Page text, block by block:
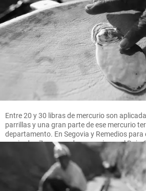
Entre 20 y 30 libras de mercurio son
parrillas y una gran parte de ese mercurio
departamento. En Segovia y Remedios
se pierden 7 gramos de mercurio, en el Bajo
FOTO MANUEL SALDARRIAGA